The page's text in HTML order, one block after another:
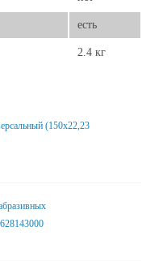
есть
2.4 кг
(150x22,23